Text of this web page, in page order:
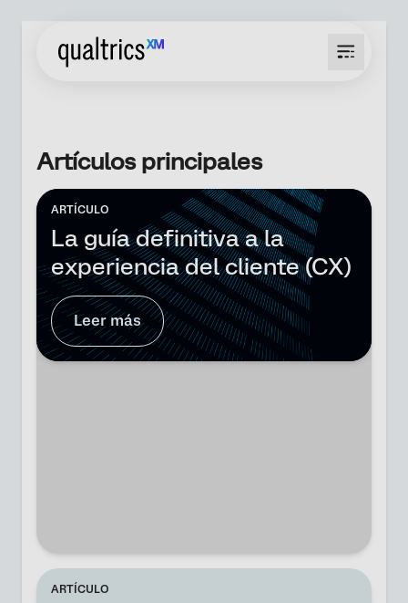
Artículos principales
ARTÍCULO
La guía definitiva a la
experiencia del cliente (CX)
Leer más
ARTÍCULO